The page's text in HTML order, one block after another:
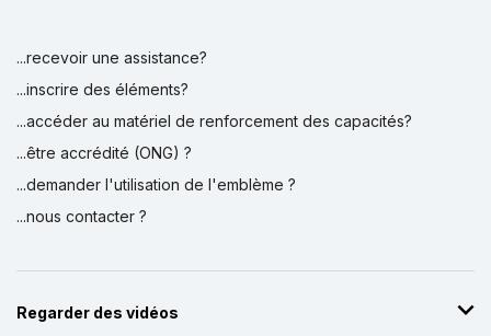
...recevoir une assistance?
...inscrire des éléments?
...accéder au matériel de renforcement des capacités?
...être accrédité (ONG) ?
...demander l'utilisation de l'emblème ?
...nous contacter ?
Regarder des vidéos